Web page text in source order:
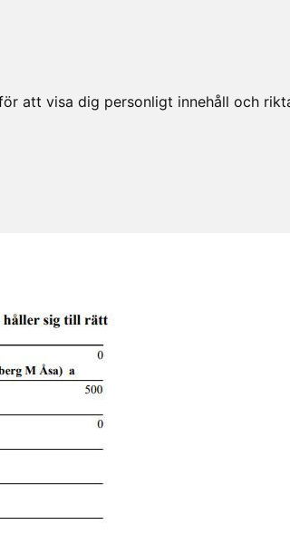
att visa dig personligt innehåll och